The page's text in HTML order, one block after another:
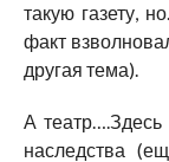
такую газету,
факт
другая тема).
А театр….Здесь
наследства